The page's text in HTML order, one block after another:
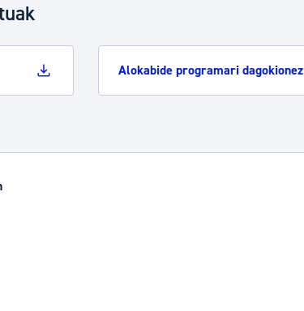
Alokabide programari dagokionez